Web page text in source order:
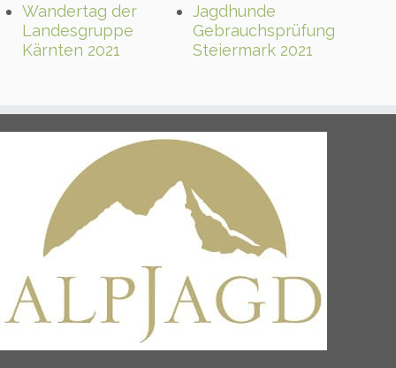
Wandertag der
Landesgruppe
Kärnten 2021
Jagdhunde
Gebrauchsprüfung
Steiermark 2021